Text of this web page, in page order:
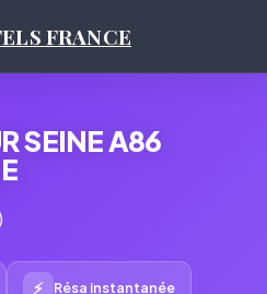
FRANCE
SEINE A86
⚡ Résa instantanée